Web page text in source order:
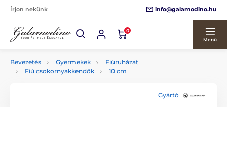
Írjon nekünk info@galamodino.hu
0
Menü
Bevezetés Gyermekek
Fiúruházat
Fiú csokornyakkendők
10 cm
Gyártó